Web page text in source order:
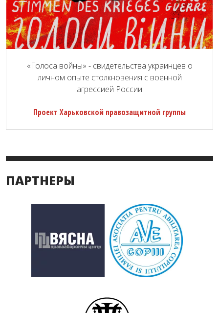
«Голоса войны» - свидетельства украинцев о
личном опыте столкновения с военной
агрессией России
Проект Харьковской правозащитной группы
ПАРТНЕРЫ